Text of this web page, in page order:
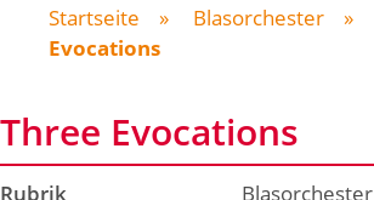
Startseite » Blasorchester »
Evocations
Three Evocations
Rubrik
Blasorchester